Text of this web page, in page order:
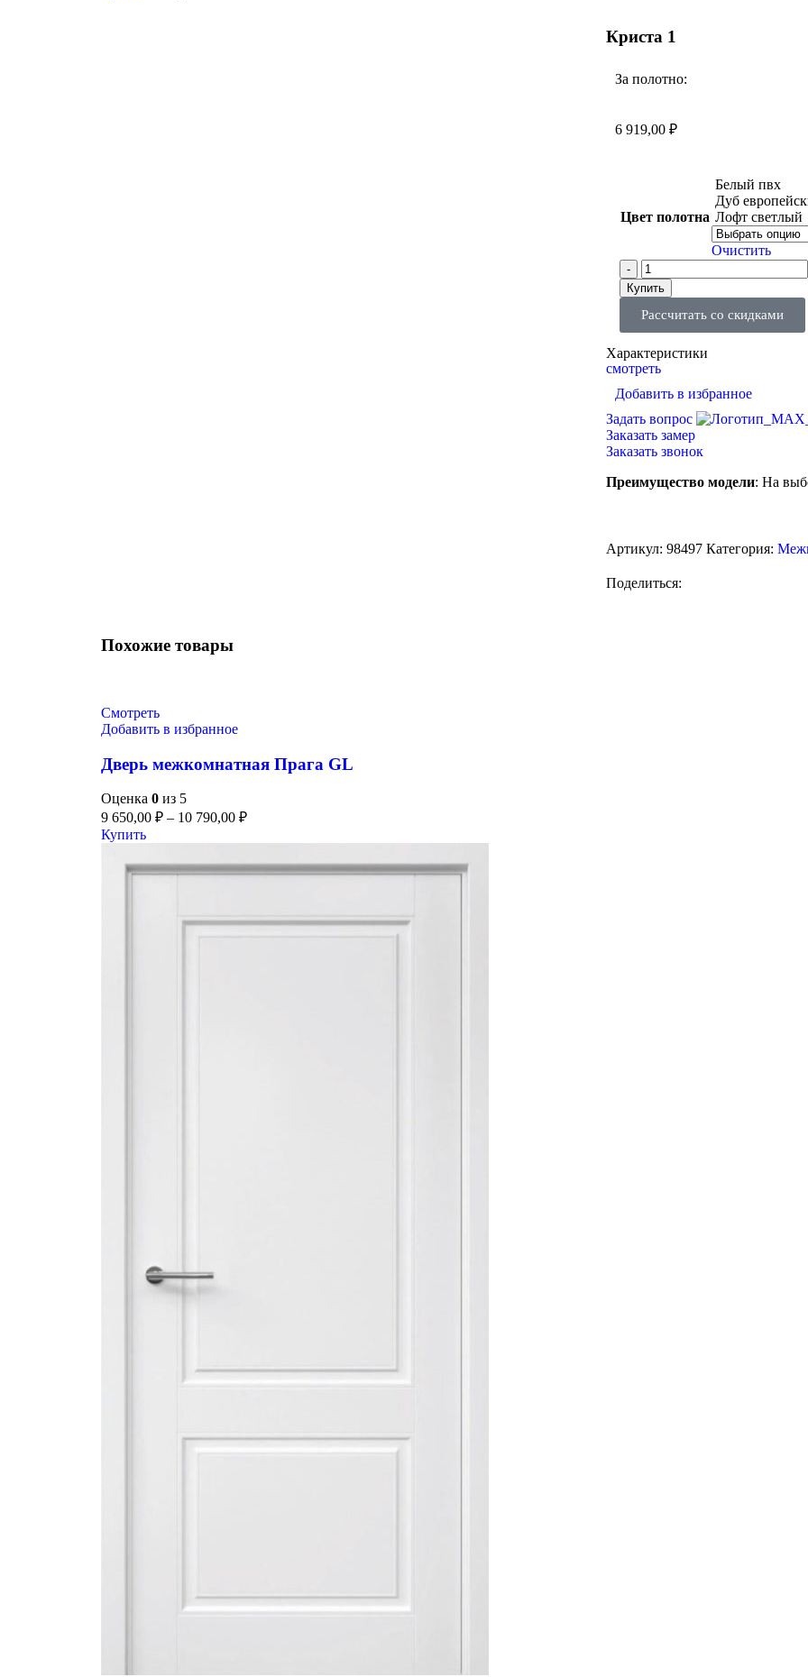
Криста 1
За полотно:
6 919,00 ₽
Цвет полотна
Белый пвх
Дуб
Лофт светлый
Очистить
Купить
Рассчитать со скидками
Характеристики
смотреть
Добавить в избранное
Задать вопрос
Заказать замер
Заказать звонок
Преимущество модели: На
Артикул: 98497 Категория:
Поделиться:
Похожие товары
Смотреть
Добавить в избранное
Дверь межкомнатная Прага GL
Оценка 0 из 5
9 650,00 ₽ – 10 790,00 ₽
Купить